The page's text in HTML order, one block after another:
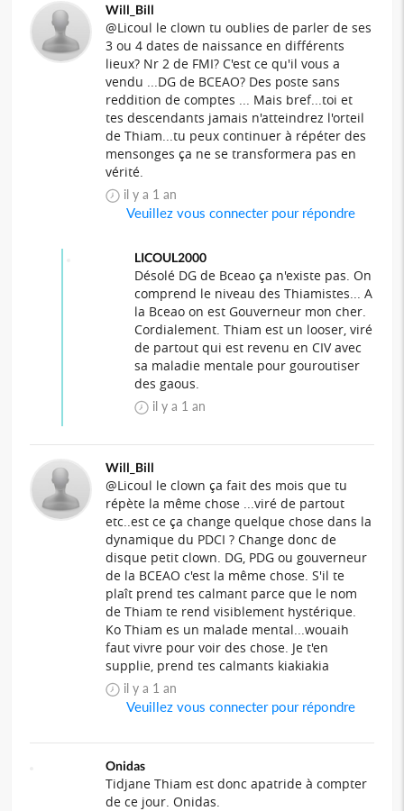
Will_Bill
@Licoul le clown tu oublies de parler de ses
3 ou 4 dates de naissance en différents
lieux? Nr 2 de FMI? C'est ce qu'il vous a
vendu ...DG de BCEAO? Des poste sans
reddition de comptes ... Mais bref...toi et
tes descendants jamais n'atteindrez l'orteil
de Thiam...tu peux continuer à répéter des
mensonges ça ne se transformera pas en
vérité.
il y a 1 an
Veuillez vous connecter pour répondre
LICOUL2000
Désolé DG de Bceao ça n'existe pas. On
comprend le niveau des Thiamistes... A
la Bceao on est Gouverneur mon cher.
Cordialement. Thiam est un looser, viré
de partout qui est revenu en CIV avec
sa maladie mentale pour gouroutiser
des gaous.
il y a 1 an
Will_Bill
@Licoul le clown ça fait des mois que tu
répète la même chose ...viré de partout
etc..est ce ça change quelque chose dans la
dynamique du PDCI ? Change donc de
disque petit clown. DG, PDG ou gouverneur
de la BCEAO c'est la même chose. S'il te
plaît prend tes calmant parce que le nom
de Thiam te rend visiblement hystérique.
Ko Thiam es un malade mental...wouaih
faut vivre pour voir des chose. Je t'en
supplie, prend tes calmants kiakiakia
il y a 1 an
Veuillez vous connecter pour répondre
Onidas
Tidjane Thiam est donc apatride à compter
de ce jour. Onidas.